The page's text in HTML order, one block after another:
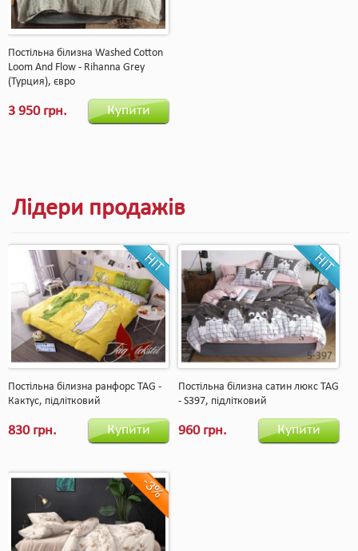
Постільна білизна Washed Cotton
Loom And Flow - Rihanna Grey
(Турция), євро
3 950 грн. Купити
Лідери продажів
Постільна білизна ранфорс TAG -
Кактус, підлітковий
830 грн. Купити
Постільна білизна сатин люкс TAG
- S397, підлітковий
960 грн. Купити
-3%